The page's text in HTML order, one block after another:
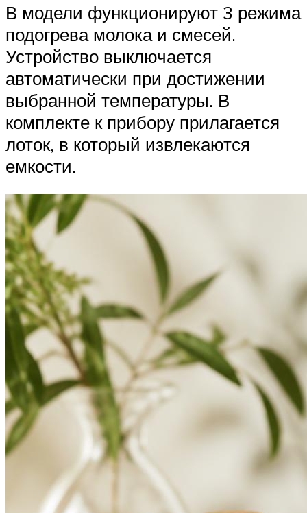
В модели функционируют 3 режима
подогрева молока и смесей.
Устройство выключается
автоматически при достижении
выбранной температуры. В
комплекте к прибору прилагается
лоток, в который извлекаются
емкости.